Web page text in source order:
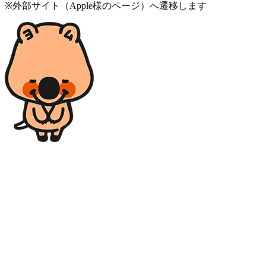
※外部サイト（Apple様のページ）へ遷移します